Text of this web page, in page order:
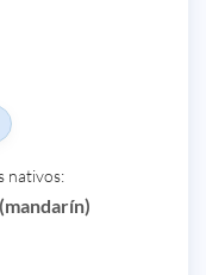
nativos: